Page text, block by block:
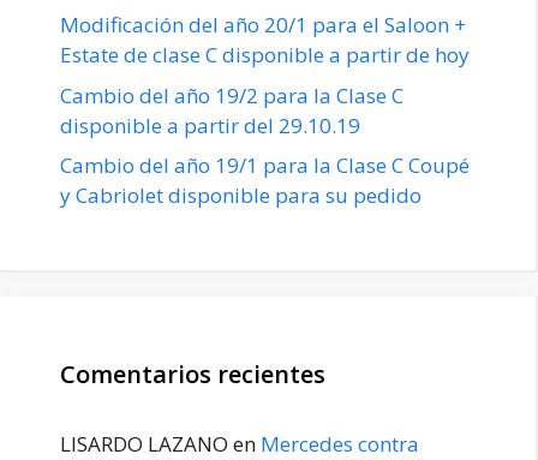
Modificación del año 20/1 para el Saloon +
Estate de clase C disponible a partir de hoy
Cambio del año 19/2 para la Clase C
disponible a partir del 29.10.19
Cambio del año 19/1 para la Clase C Coupé
y Cabriolet disponible para su pedido
Comentarios recientes
LISARDO LAZANO en Mercedes contra